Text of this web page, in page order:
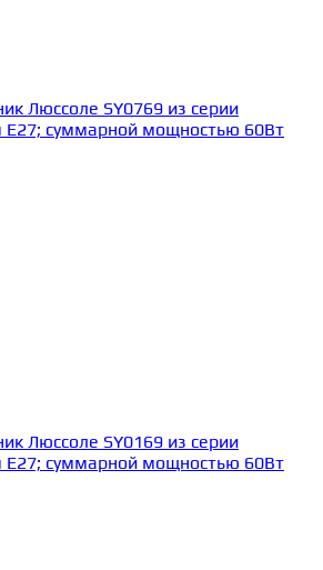
Люссоле SY0769 из серии
E27; суммарной мощностью 60Вт
Люссоле SY0169 из серии
E27; суммарной мощностью 60Вт